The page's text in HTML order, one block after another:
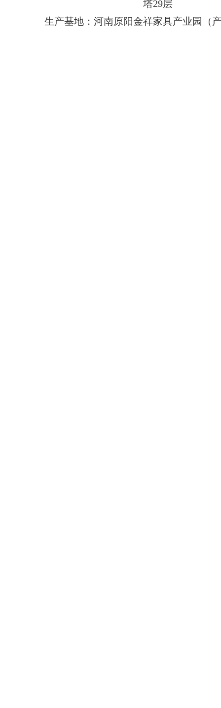
塔29层
生产基地：河南原阳金祥家具产业园（